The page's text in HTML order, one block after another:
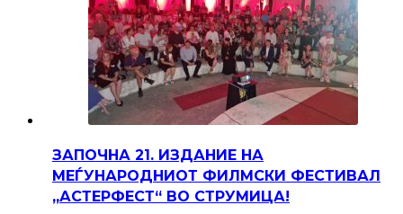
ЗАПОЧНА 21. ИЗДАНИЕ НА
МЕЃУНАРОДНИОТ ФИЛМСКИ ФЕСТИВАЛ
„АСТЕРФЕСТ“ ВО СТРУМИЦА!